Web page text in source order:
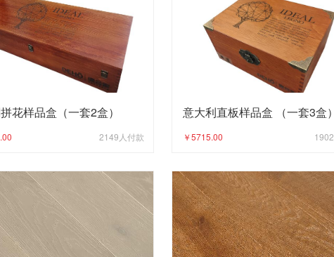
花样品盒（一套2盒）
2149 人付款
意大利直板样品盒 （一套3盒）
￥5715.00 1902